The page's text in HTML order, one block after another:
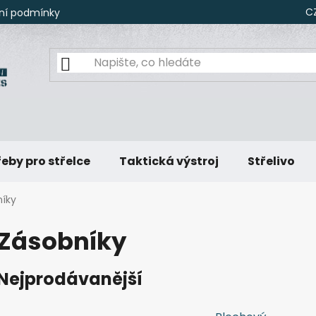
podmínky
pro střelce Taktická výstroj Střelivo